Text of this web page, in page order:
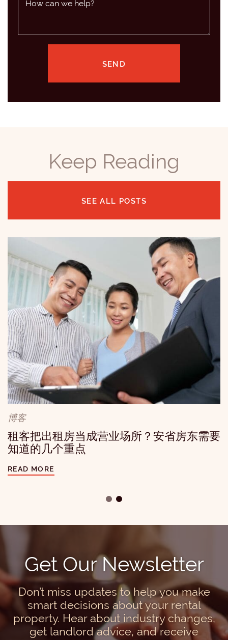
How can we help?
SEND
Keep Reading
SEE ALL POSTS
博客
一宗赔偿3万加元的真实案例：房东千万别
忽视租客的无障碍需求
READ MORE
博客
租客把出租房当成营业场所？安省房东需要
知道的几个重点
READ MORE
Get Our Newsletter
Don’t miss updates to help you make
smart decisions about your rental
property. Hear about industry changes,
get landlord advice, and receive